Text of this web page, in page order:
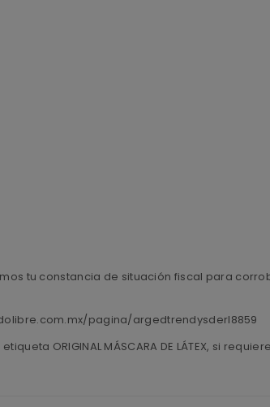
tu constancia de situación fiscal para
pagina/argedtrendysderl8859
ORIGINAL MÁSCARA DE LÁTEX, si